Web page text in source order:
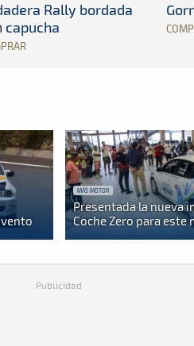
Rally bordada
capucha
MÁS MOTOR
Presentada la nueva
Coche Zero para este
Publicidad